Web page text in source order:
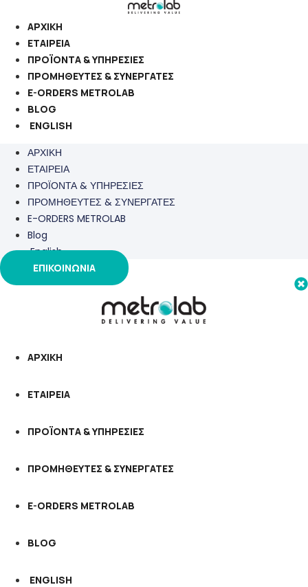
στο
περιεχόμενο
ΑΡΧΙΚΗ
ΕΤΑΙΡΕΙΑ
ΠΡΟΪΟΝΤΑ & ΥΠΗΡΕΣΙΕΣ
ΠΡΟΜΗΘΕΥΤΕΣ & ΣΥΝΕΡΓΑΤΕΣ
E-ORDERS METROLAB
BLOG
ENGLISH
ΑΡΧΙΚΗ
ΕΤΑΙΡΕΙΑ
ΠΡΟΪΟΝΤΑ & ΥΠΗΡΕΣΙΕΣ
ΠΡΟΜΗΘΕΥΤΕΣ & ΣΥΝΕΡΓΑΤΕΣ
E-ORDERS METROLAB
Blog
English
ΕΠΙΚΟΙΝΩΝΙΑ
ΑΡΧΙΚΗ
ΕΤΑΙΡΕΙΑ
ΠΡΟΪΟΝΤΑ & ΥΠΗΡΕΣΙΕΣ
ΠΡΟΜΗΘΕΥΤΕΣ & ΣΥΝΕΡΓΑΤΕΣ
E-ORDERS METROLAB
BLOG
ENGLISH